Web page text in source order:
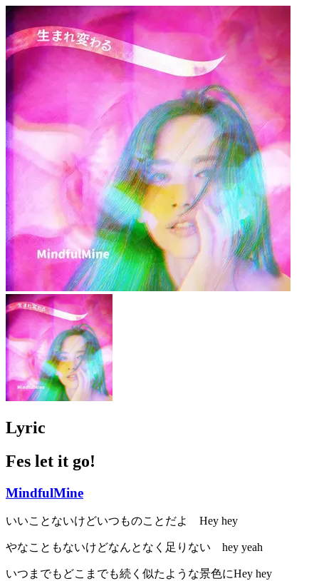
Lyric
Fes let it go!
MindfulMine
いいことないけどいつものことだよ Hey hey
やなこともないけどなんとなく足りない hey yeah
いつまでもどこまでも続く似たような景色にHey hey